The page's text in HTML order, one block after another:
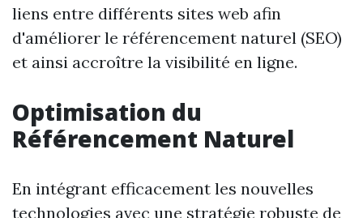
liens entre différents sites web afin
d'améliorer le référencement naturel (SEO)
et ainsi accroître la visibilité en ligne.
Optimisation du
Référencement Naturel
En intégrant efficacement les nouvelles
technologies avec une stratégie robuste de